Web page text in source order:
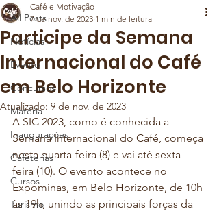
All Posts
Notícias
Evento
Concursos
Matéria
Inaugurações
Cafeterias
Cursos
Turismo
Participe da Semana
Internacional do Café
em Belo Horizonte
Café e Motivação
7 de nov. de 2023 1 min de leitura
Atualizado: 9 de nov. de 2023
A SIC 2023, como é conhecida a
Semana Internacional do Café, começa
nesta quarta-feira (8) e vai até sexta-
feira (10). O evento acontece no
Expominas, em Belo Horizonte, de 10h
às 19h, unindo as principais forças da